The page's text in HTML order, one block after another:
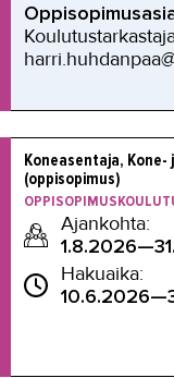
Koneasentaja,
(oppisopimus)
Ajankohta:
Hakuaika: